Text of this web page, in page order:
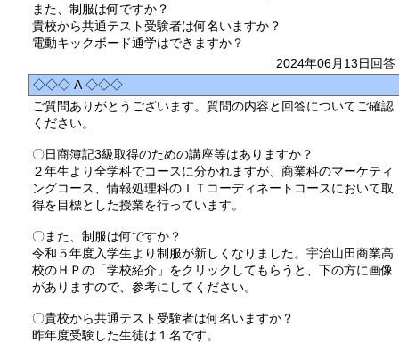
また、制服は何ですか？
貴校から共通テスト受験者は何名いますか？
電動キックボード通学はできますか？
2024年06月13日回答
◇◇◇ A ◇◇◇
ご質問ありがとうございます。質問の内容と回答についてご確認
ください。
〇日商簿記3級取得のための講座等はありますか？
２年生より全学科でコースに分かれますが、商業科のマーケティ
ングコース、情報処理科のＩＴコーディネートコースにおいて取
得を目標とした授業を行っています。
〇また、制服は何ですか？
令和５年度入学生より制服が新しくなりました。宇治山田商業高
校のＨＰの「学校紹介」をクリックしてもらうと、下の方に画像
がありますので、参考にしてください。
〇貴校から共通テスト受験者は何名いますか？
昨年度受験した生徒は１名です。